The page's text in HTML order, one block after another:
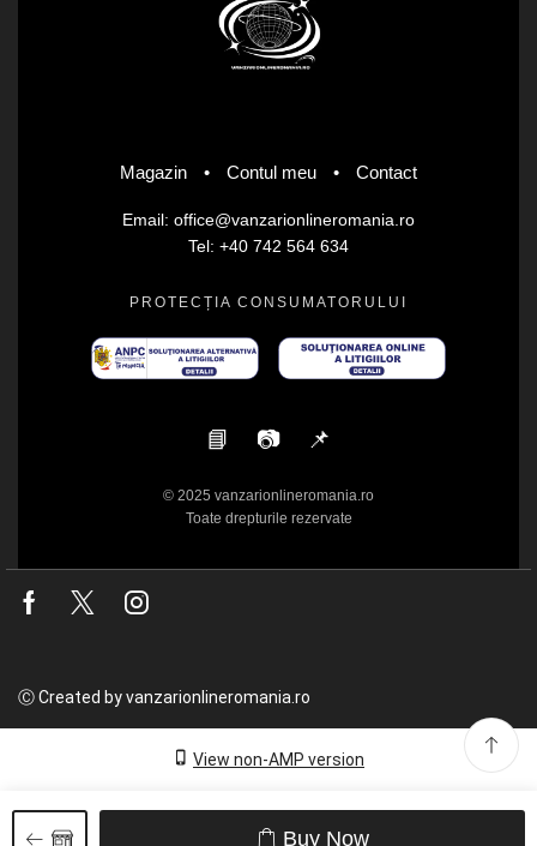
Magazin • Contul meu • Contact
Email: office@vanzarionlineromania.ro
Tel: +40 742 564 634
PROTECȚIA CONSUMATORULUI
📘 📷 📌
© 2025 vanzarionlineromania.ro
Toate drepturile rezervate
Facebook
Twitter
Ⓒ Created by vanzarionlineromania.ro
View non-AMP version
Buy Now